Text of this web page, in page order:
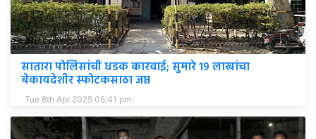
सातारा पोलिसांची धडक कारवाई; सुमारे १९ लाखांचा
बेकायदेशीर स्फोटकसाठा जप्त
Tue 8th Apr 2025 05:41 pm